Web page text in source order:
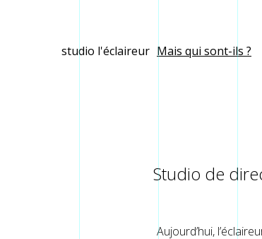
studio l'éclaireur Mais qui sont-ils ?
Studio de
Aujourd’hui,